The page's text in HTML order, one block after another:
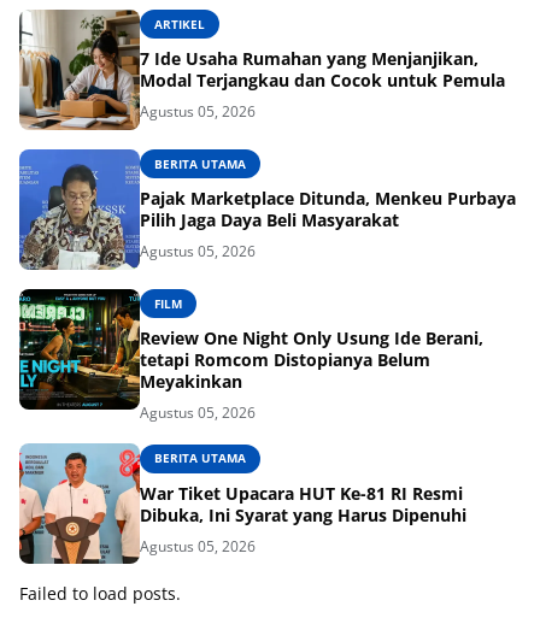
ARTIKEL
7 Ide Usaha Rumahan yang Menjanjikan,
Modal Terjangkau dan Cocok untuk Pemula
Agustus 05, 2026
BERITA UTAMA
Pajak Marketplace Ditunda, Menkeu Purbaya
Pilih Jaga Daya Beli Masyarakat
Agustus 05, 2026
FILM
Review One Night Only Usung Ide Berani,
tetapi Romcom Distopianya Belum
Meyakinkan
Agustus 05, 2026
BERITA UTAMA
War Tiket Upacara HUT Ke-81 RI Resmi
Dibuka, Ini Syarat yang Harus Dipenuhi
Agustus 05, 2026
Failed to load posts.